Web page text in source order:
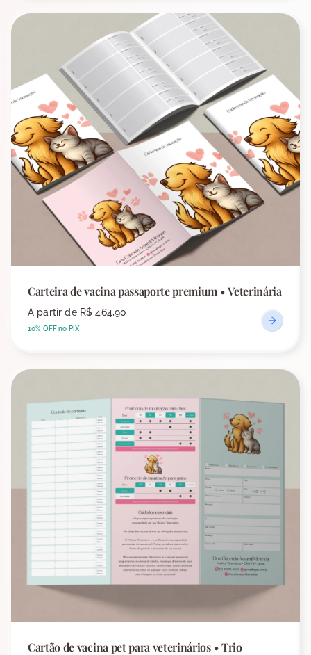
Carteira de vacina passaporte premium • Veterinária
A partir de R$ 464,90
10% OFF no PIX
Cartão de vacina pet para veterinários • Trio